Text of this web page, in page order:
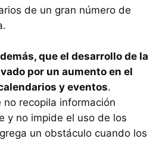
de un gran número de
que el desarrollo de la
por un aumento en el
y eventos.
recopila información
y no impide el uso de los
un obstáculo cuando los